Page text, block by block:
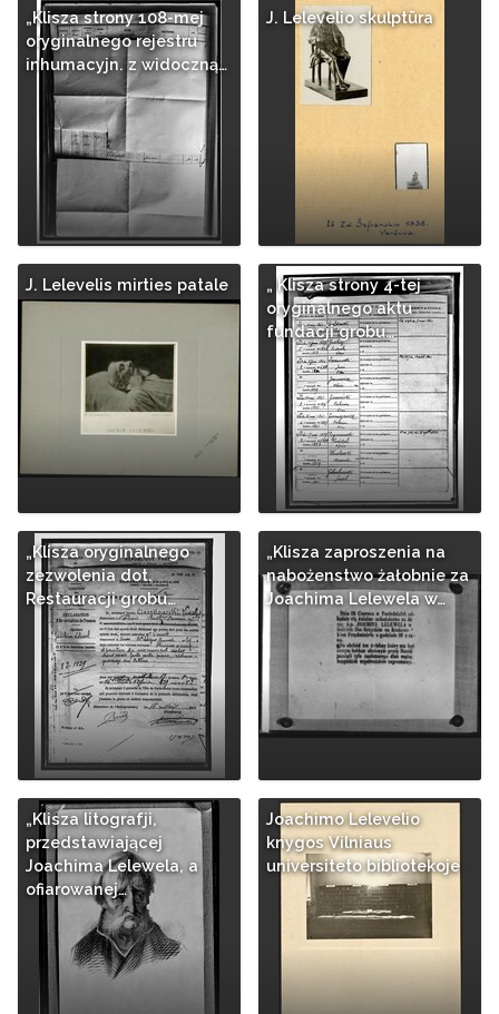
„Klisza strony 108-mej
oryginalnego rejestru
inhumacyjn. z widoczną…
J. Lelevelio skulptūra
J. Lelevelis mirties patale
„ Klisza strony 4-tej
oryginalnego aktu
fundacji grobu…
„Klisza oryginalnego
zezwolenia dot.
Restauracji grobu…
„Klisza zaproszenia na
nabożenstwo żałobnie za
Joachima Lelewela w…
„Klisza litografji,
przedstawiającej
Joachima Lelewela, a
ofiarowanej…
Joachimo Lelevelio
knygos Vilniaus
universiteto bibliotekoje